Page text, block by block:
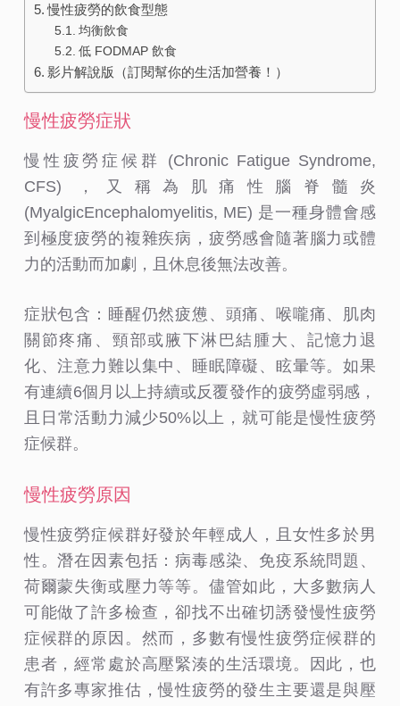
慢性疲勞的飲食型態
均衡飲食
低 FODMAP 飲食
影片解說版（訂閱幫你的生活加營養！）
慢性疲勞症狀
慢性疲勞症候群 (Chronic Fatigue Syndrome,
CFS) ，又稱為肌痛性腦脊髓炎
(MyalgicEncephalomyelitis, ME) 是一種身體會感
到極度疲勞的複雜疾病，疲勞感會隨著腦力或體
力的活動而加劇，且休息後無法改善。
症狀包含：睡醒仍然疲憊、頭痛、喉嚨痛、肌肉
關節疼痛、頸部或腋下淋巴結腫大、記憶力退
化、注意力難以集中、睡眠障礙、眩暈等。如果
有連續6個月以上持續或反覆發作的疲勞虛弱感，
且日常活動力減少50%以上，就可能是慢性疲勞
症候群。
慢性疲勞原因
慢性疲勞症候群好發於年輕成人，且女性多於男
性。潛在因素包括：病毒感染、免疫系統問題、
荷爾蒙失衡或壓力等等。儘管如此，大多數病人
可能做了許多檢查，卻找不出確切誘發慢性疲勞
症候群的原因。然而，多數有慢性疲勞症候群的
患者，經常處於高壓緊湊的生活環境。因此，也
有許多專家推估，慢性疲勞的發生主要還是與壓